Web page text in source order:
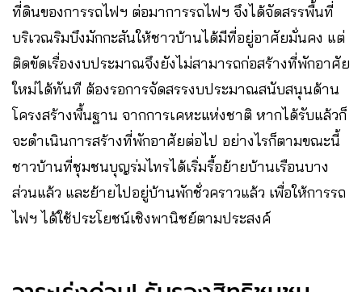
ที่ดินของการรถไฟฯ ต่อมาการรถไฟฯ จึงได้จัดสรรพื้นที่
บริเวณริมบึงมักกะสันให้ชาวบ้านได้มีที่อยู่อาศัยมั่นคง แต่
ติดขัดเรื่องงบประมาณจึงยังไม่สามารถก่อสร้างที่พักอาศัย
ใหม่ได้ทันที ต้องรอการจัดสรรงบประมาณสนับสนุนด้าน
โครงสร้างพื้นฐาน จากการเคหะแห่งชาติ หากได้รับแล้วก็
จะดำเนินการสร้างที่พักอาศัยต่อไป อย่างไรก็ตามขณะนี้
ชาวบ้านที่ชุมชนบุญร่มไทรได้เริ่มรื้อย้ายบ้านเรือนบาง
ส่วนแล้ว และย้ายไปอยู่บ้านพักชั่วคราวแล้ว เพื่อให้การรถ
ไฟฯ ได้ใช้ประโยชน์เชิงพานิชย์ตามประสงค์